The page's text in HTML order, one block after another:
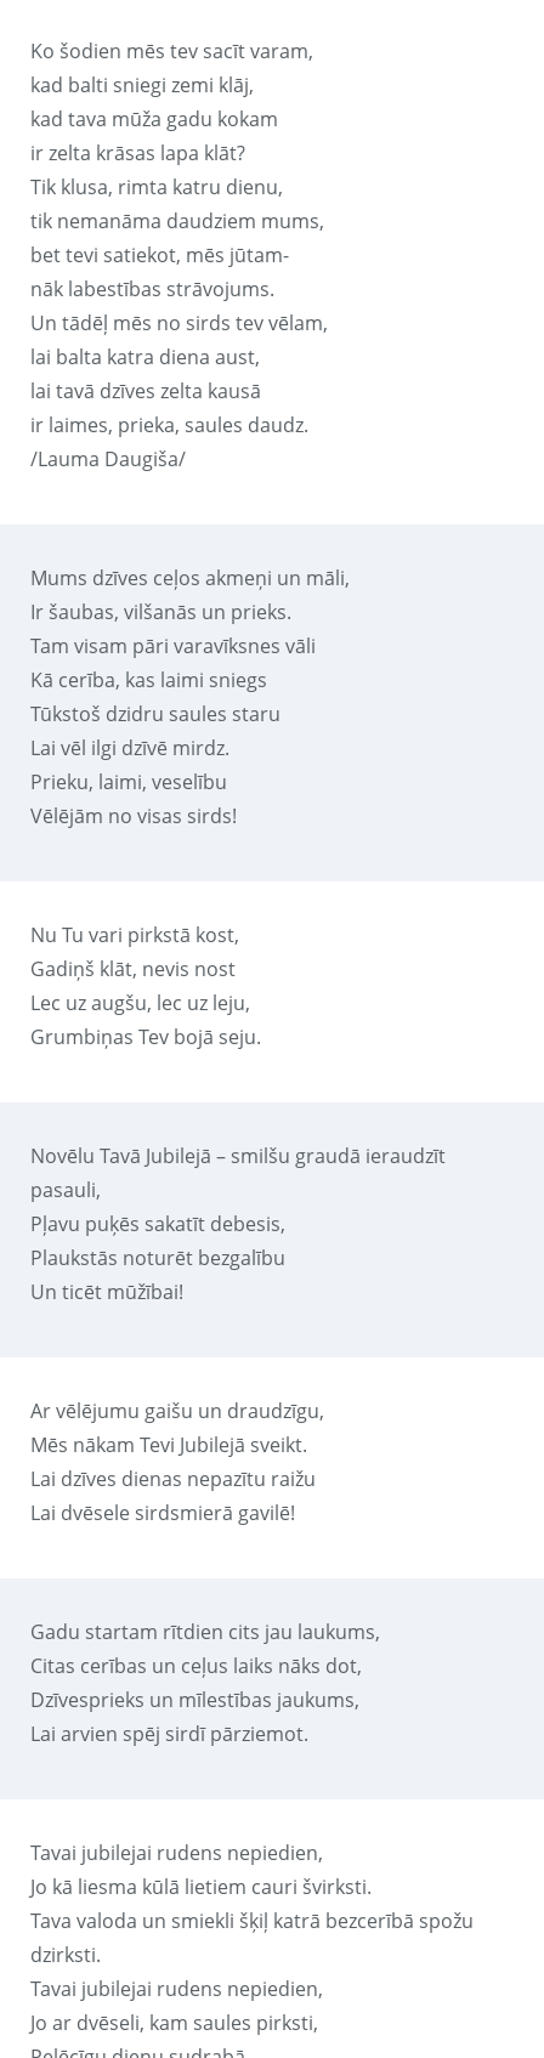
Ko šodien mēs tev sacīt varam,
kad balti sniegi zemi klāj,
kad tava mūža gadu kokam
ir zelta krāsas lapa klāt?
Tik klusa, rimta katru dienu,
tik nemanāma daudziem mums,
bet tevi satiekot, mēs jūtam-
nāk labestības strāvojums.
Un tādēļ mēs no sirds tev vēlam,
lai balta katra diena aust,
lai tavā dzīves zelta kausā
ir laimes, prieka, saules daudz.
/Lauma Daugiša/
Mums dzīves ceļos akmeņi un māli,
Ir šaubas, vilšanās un prieks.
Tam visam pāri varavīksnes vāli
Kā cerība, kas laimi sniegs
Tūkstoš dzidru saules staru
Lai vēl ilgi dzīvē mirdz.
Prieku, laimi, veselību
Vēlējām no visas sirds!
Nu Tu vari pirkstā kost,
Gadiņš klāt, nevis nost
Lec uz augšu, lec uz leju,
Grumbiņas Tev bojā seju.
Novēlu Tavā Jubilejā – smilšu graudā ieraudzīt
pasauli,
Pļavu puķēs sakatīt debesis,
Plaukstās noturēt bezgalību
Un ticēt mūžībai!
Ar vēlējumu gaišu un draudzīgu,
Mēs nākam Tevi Jubilejā sveikt.
Lai dzīves dienas nepazītu raižu
Lai dvēsele sirdsmierā gavilē!
Gadu startam rītdien cits jau laukums,
Citas cerības un ceļus laiks nāks dot,
Dzīvesprieks un mīlestības jaukums,
Lai arvien spēj sirdī pārziemot.
Tavai jubilejai rudens nepiedien,
Jo kā liesma kūlā lietiem cauri švirksti.
Tava valoda un smiekli šķiļ katrā bezcerībā spožu
dzirksti.
Tavai jubilejai rudens nepiedien,
Jo ar dvēseli, kam saules pirksti,